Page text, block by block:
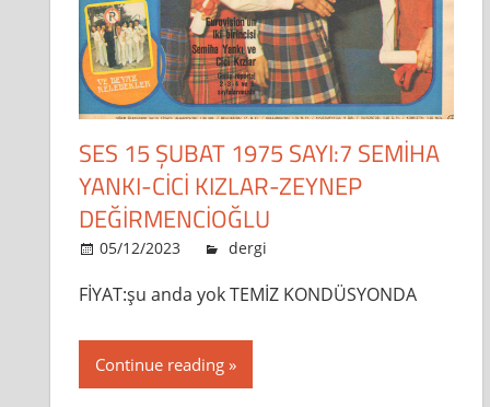
SES 15 ŞUBAT 1975 SAYI:7 SEMİHA
YANKI-CİCİ KIZLAR-ZEYNEP
DEĞİRMENCİOĞLU
05/12/2023 admin
dergi
FİYAT:şu anda yok TEMİZ KONDÜSYONDA
Continue reading